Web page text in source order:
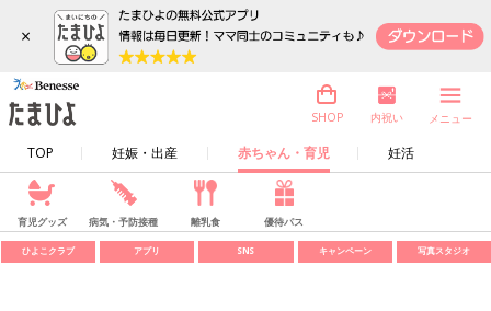
×
TOP 妊娠・出産 赤ちゃん・育児 妊活
SHOP 内祝い メニュー
育児グッズ 病気・予防接種 離乳食 優待パス
ひよこクラブ アプリ SNS キャンペーン 写真スタジオ